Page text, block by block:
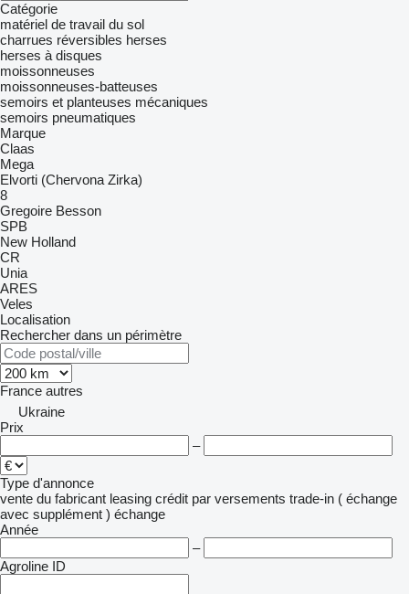
Catégorie
matériel de travail du sol
charrues réversibles herses
herses à disques
moissonneuses
moissonneuses-batteuses
semoirs et planteuses mécaniques
semoirs pneumatiques
Marque
Claas
Mega
Elvorti (Chervona Zirka)
8
Gregoire Besson
SPB
New Holland
CR
Unia
ARES
Veles
Localisation
Rechercher dans un périmètre
France autres
Ukraine
Prix
–
Type d'annonce
vente du fabricant leasing crédit par versements trade-in ( échange
avec supplément ) échange
Année
–
Agroline ID